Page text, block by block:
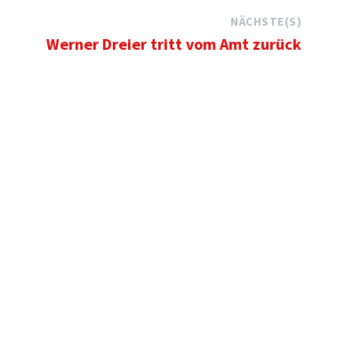
NÄCHSTE(S)
Werner Dreier tritt vom Amt zurück